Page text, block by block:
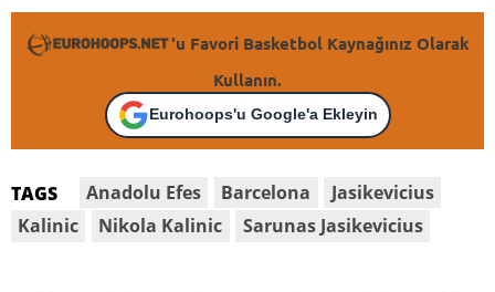
'u Favori Basketbol Kaynağınız Olarak
Kullanın.
Eurohoops'u Google'a Ekleyin
TAGS Anadolu Efes Barcelona
Jasikevicius
Kalinic
Nikola Kalinic Sarunas Jasikevicius